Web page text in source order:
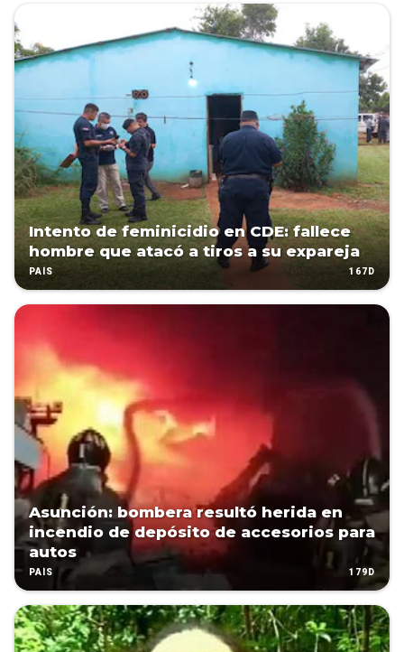
Intento de feminicidio en CDE: fallece
hombre que atacó a tiros a su expareja
PAÍS 167D
Asunción: bombera resultó herida en
incendio de depósito de accesorios para
autos
PAÍS 179D